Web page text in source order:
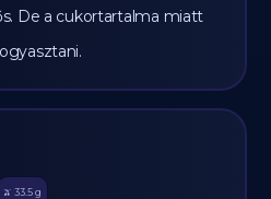
De a cukortartalma miatt
🫒 33.5 g